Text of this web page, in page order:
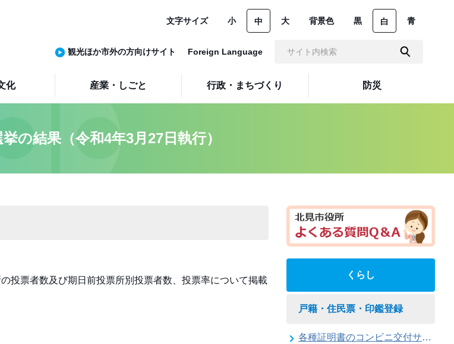
化 産業・しごと 行政・まちづくり 防災
文字サイズ 小 中 大 背景色 黒 白 青
観光ほか市外の方向けサイト Foreign Language
の結果（令和4年3月27日執行）
投票者数及び期日前投票所別投票者数、投票率について掲載
くらし
戸籍・住民票・印鑑登録
各種証明書のコンビニ交付サービス